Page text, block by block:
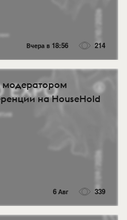
Вчера в 18:56 214
модератором
на HouseHold
6 Авг 339